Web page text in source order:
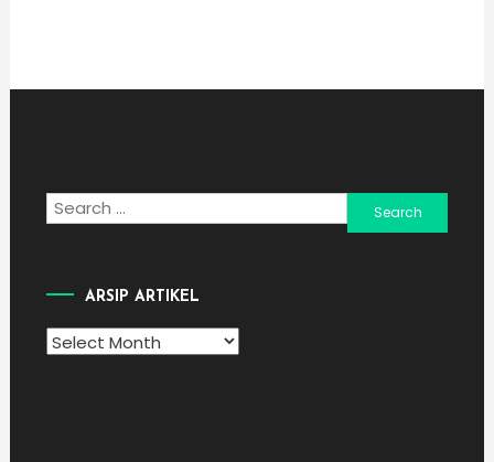
Search
for:
ARSIP ARTIKEL
Arsip